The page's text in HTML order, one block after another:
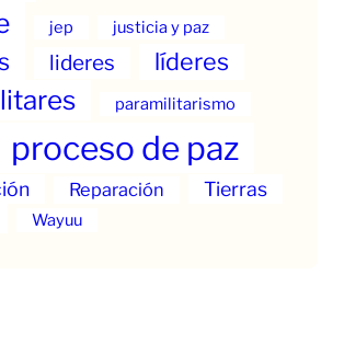
jep justicia y paz
lideres líderes
paramilitarismo
proceso de paz
Reparación
Tierras
Wayuu